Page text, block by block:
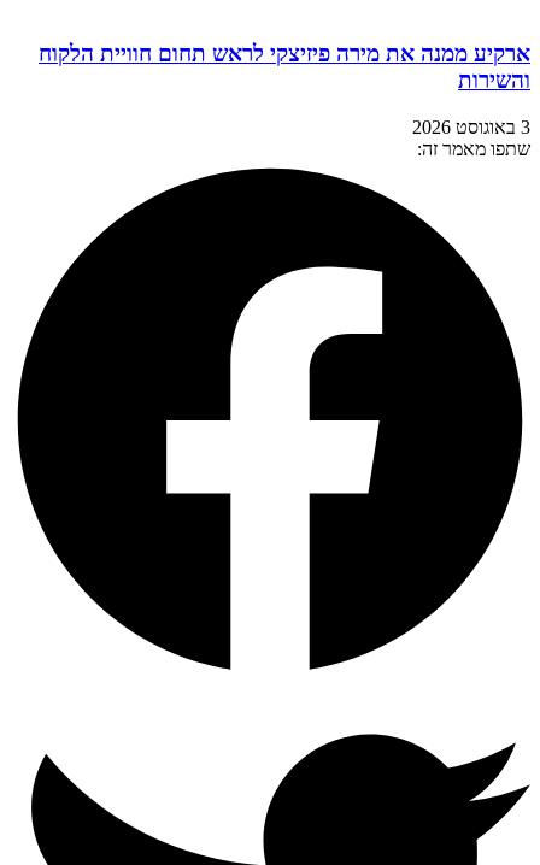
ארקיע ממנה את מירה פיזיצקי לראש תחום חוויית הלקוח
והשירות
3 באוגוסט 2026
שתפו מאמר זה: